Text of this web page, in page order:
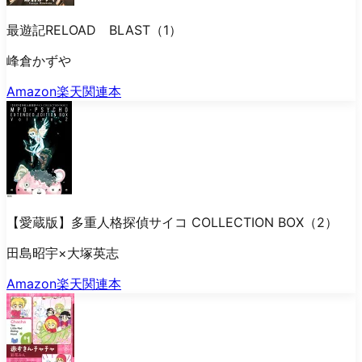
最遊記RELOAD BLAST（1）
峰倉かずや
Amazon楽天関連本
【愛蔵版】多重人格探偵サイコ COLLECTION BOX（2）
田島昭宇×大塚英志
Amazon楽天関連本